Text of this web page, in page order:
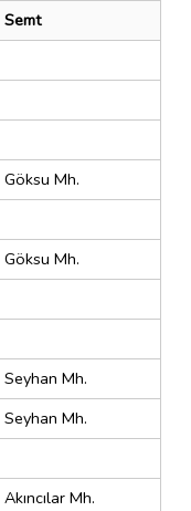
Semt
Göksu Mh.
Göksu Mh.
Seyhan Mh.
Seyhan Mh.
Akıncılar Mh.